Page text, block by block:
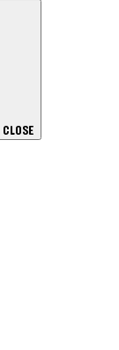
CLOSE